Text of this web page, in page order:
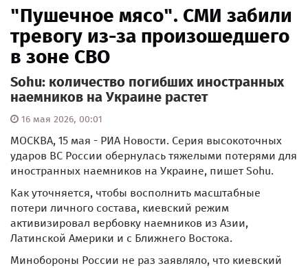
"Пушечное мясо". СМИ забили
тревогу из-за произошедшего
в зоне СВО
Sohu: количество погибших иностранных
наемников на Украине растет
16 мая 2026, 00:01
МОСКВА, 15 мая - РИА Новости. Серия высокоточных
ударов ВС России обернулась тяжелыми потерями для
иностранных наемников на Украине, пишет Sohu.
Как уточняется, чтобы восполнить масштабные
потери личного состава, киевский режим
активизировал вербовку наемников из Азии,
Латинской Америки и с Ближнего Востока.
Минобороны России не раз заявляло, что киевский